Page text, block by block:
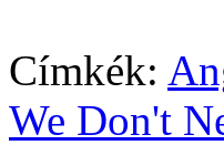
Címkék:
We Don't